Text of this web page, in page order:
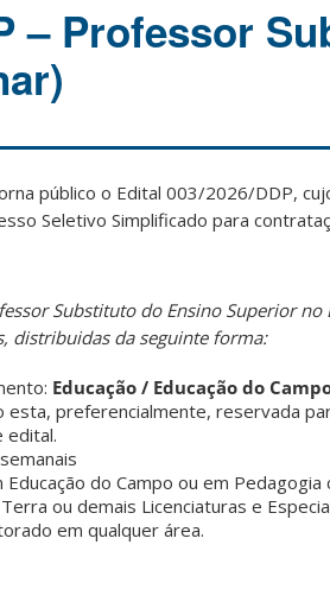
– Professor
público o Edital 003/2026/DDP,
Seletivo Simplificado para
Substituto do Ensino Superior
distribuidas da seguinte forma:
Educação / Educação do
preferencialmente, reservada
edital.
do Campo ou em Pedagogia
ou demais Licenciaturas e
em qualquer área.